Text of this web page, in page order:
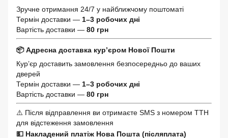
Зручне отримання 24/7 у найближчому поштоматі
Термін доставки — 1–3 робочих дні
Вартість доставки — 80 грн
📦 Адресна доставка кур’єром Нової Пошти
Кур’єр доставить замовлення безпосередньо до ваших
дверей
Термін доставки — 1–3 робочих дні
Вартість доставки — 80 грн
⚠️ Після відправлення ви отримаєте SMS з номером ТТН
для відстеження замовлення
💵 Накладений платіж Нова Пошта (післяплата)